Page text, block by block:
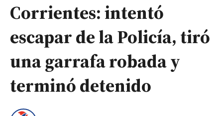
Corrientes: intentó
escapar de la Policía, tiró
una garrafa robada y
terminó detenido